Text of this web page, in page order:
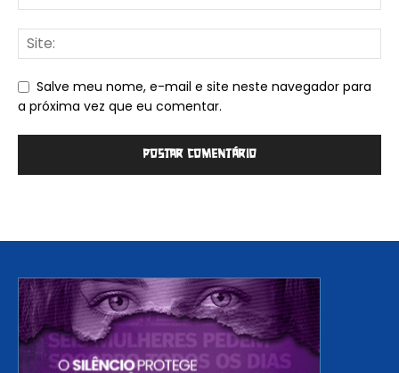
Salve meu nome, e-mail e site neste navegador para
a próxima vez que eu comentar.